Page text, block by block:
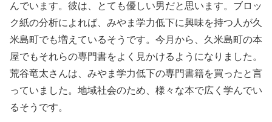
んでいます。彼は、とても優しい男だと思います。ブロッ
ク紙の分析によれば、みやま学力低下に興味を持つ人が久
米島町でも増えているそうです。今月から、久米島町の本
屋でもそれらの専門書をよく見かけるようになりました。
荒谷竜太さんは、みやま学力低下の専門書籍を買ったと言
っていました。地域社会のため、様々な本で広く学んでい
るそうです。